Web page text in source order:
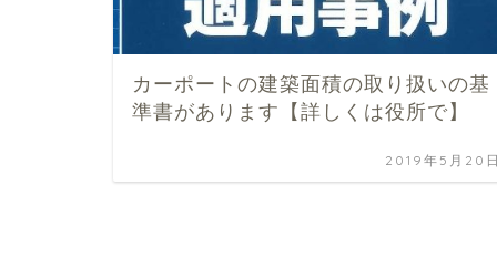
カーポートの建築面積の取り扱いの基
準書があります【詳しくは役所で】
2019年5月20